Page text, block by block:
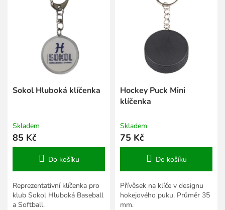
Sokol Hluboká klíčenka
Skladem
85 Kč
Do košíku
Reprezentativní klíčenka pro
klub Sokol Hluboká Baseball
a Softball.
Hockey Puck Mini
klíčenka
Skladem
75 Kč
Do košíku
Přívěsek na klíče v designu
hokejového puku. Průměr 35
mm.